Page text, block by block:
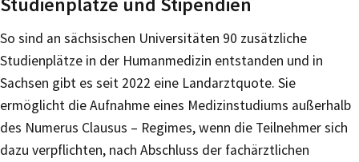
So sind an sächsischen Universitäten 90 zusätzliche
Studienplätze in der Humanmedizin entstanden und in
Sachsen gibt es seit 2022 eine Landarztquote. Sie
ermöglicht die Aufnahme eines Medizinstudiums außerhalb
des Numerus Clausus – Regimes, wenn die Teilnehmer sich
dazu verpflichten, nach Abschluss der fachärztlichen